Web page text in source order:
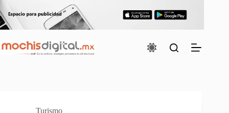
Saltar
al
contenido
Turismo